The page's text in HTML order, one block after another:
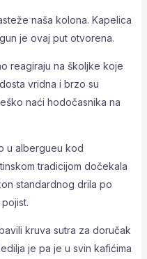
naša kolona. Kapelica
je ovaj put otvorena.
reagiraju na školjke koje
vridna i brzo su
naći hodočasnika na
u albergueu kod
tradicijom dočekala
standardnog drila po
kruva sutra za doručak
je pa je u svin kafićima